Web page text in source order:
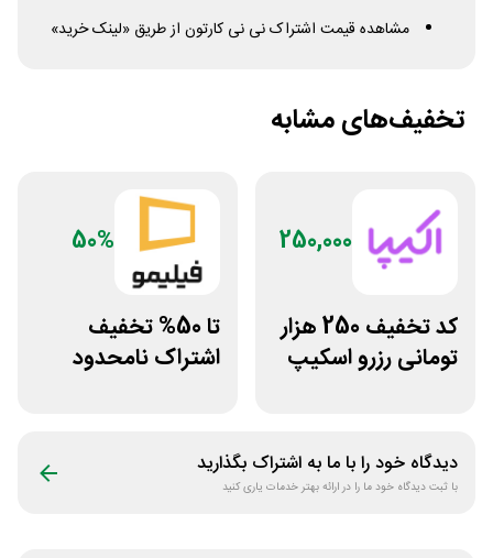
مشاهده قیمت اشتراک نی نی کارتون از طریق «لینک خرید»
تخفیف‌های مشابه
250,000
کد تخفیف 250 هزار
تومانی رزرو اسکیپ
50%
تا 50% تخفیف
اشتراک نامحدود
دیدگاه خود را با ما به اشتراک بگذارید
با ثبت دیدگاه خود ما را در ارائه بهتر خدمات یاری کنید